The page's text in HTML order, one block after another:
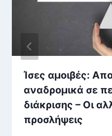
Ίσες αμοιβές:
αναδρομικά σε
διάκρισης – Οι
προσλήψεις